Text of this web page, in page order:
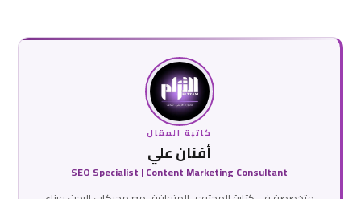
كاتبة المقال
أفنان علي
SEO Specialist | Content Marketing Consultant